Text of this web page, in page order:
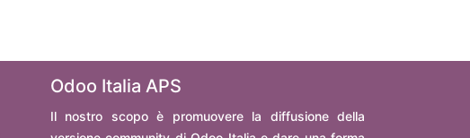
Odoo Italia APS
Il nostro scopo è promuovere la diffusione della